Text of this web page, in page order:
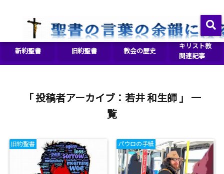
新約聖書 旧約聖書 教会の歴史
キリスト教
関連記事
「 投稿者アーカイブ：若井 和生師 」 一
覧
旧約聖書 パウロの手紙